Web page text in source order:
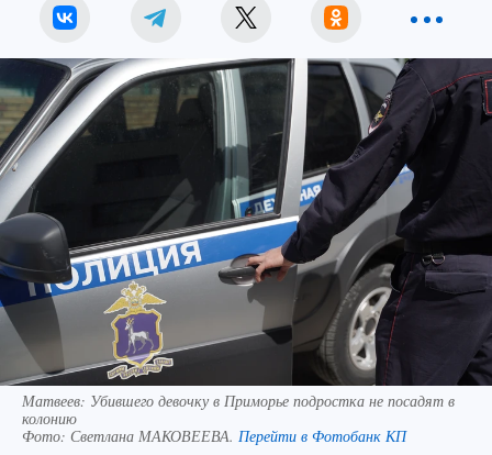
Матвеев: Убившего девочку в Приморье подростка не посадят в
колонию
Фото: Светлана МАКОВЕЕВА. Перейти в Фотобанк КП